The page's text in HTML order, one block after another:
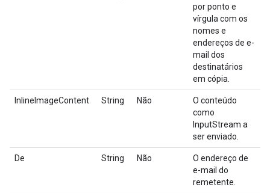
por ponto e
vírgula com os
nomes e
endereços de e-
mail dos
destinatários
em cópia.
InlineImageContent String Não
O conteúdo
como
InputStream a
ser enviado.
De String Não
O endereço de
e-mail do
remetente.